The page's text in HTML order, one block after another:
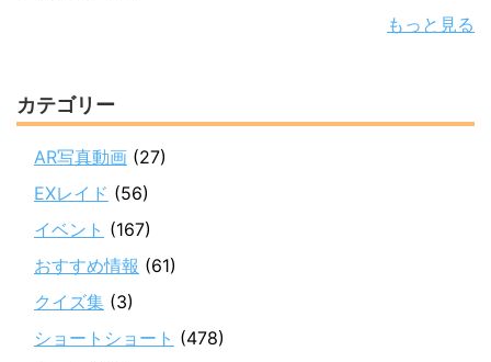
もっと見る
カテゴリー
AR写真動画 (27)
EXレイド (56)
イベント (167)
おすすめ情報 (61)
クイズ集 (3)
ショートショート (478)